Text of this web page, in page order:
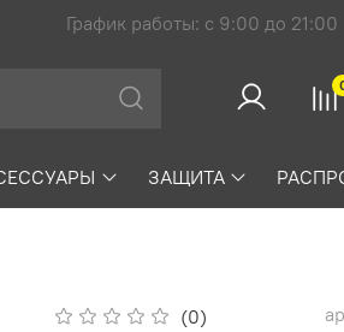
График работы: с 9:00 до 21:00
ЗАЩИТА
(0)